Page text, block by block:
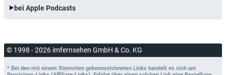
bei Apple Podcasts
© 1998 - 2026 imfernsehen GmbH & Co. KG
* Bei den mit einem Sternchen gekennzeichneten Links handelt es sich um